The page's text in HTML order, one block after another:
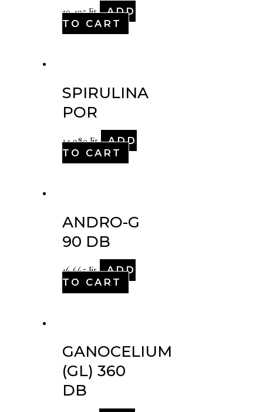
10,495Ft
ADD
TO CART
SPIRULINA
POR
14,980Ft
ADD
TO CART
ANDRO-G
90 DB
16,665Ft
ADD
TO CART
GANOCELIUM
(GL) 360
DB